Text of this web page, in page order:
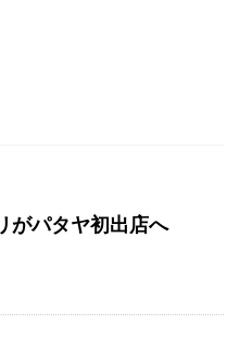
がパタヤ初出店へ